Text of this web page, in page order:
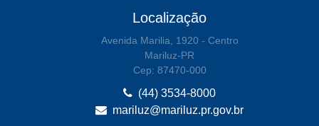
Localização
Avenida Marilia, 1920 - Centro
Mariluz-PR
Cep: 87470-000
(44) 3534-8000
mariluz@mariluz.pr.gov.br